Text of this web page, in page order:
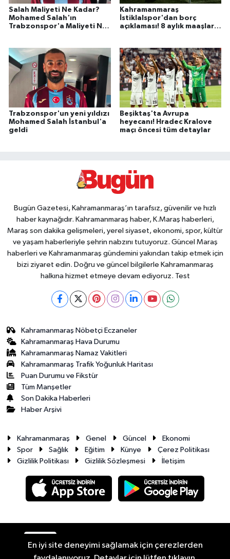
Salah Maliyeti Ne Kadar?
Mohamed Salah'ın
Trabzonspor'a Maliyeti Ne
Kahramanmaraş
İstiklalspor'dan borç
açıklaması! 8 aylık maaşlar
Trabzonspor'un yeni yıldızı
Mohamed Salah İstanbul'a
geldi
Beşiktaş'ta Avrupa
heyecanı! Hradec Kralove
maçı öncesi tüm detaylar
Bugün Gazetesi, Kahramanmaraş’ın tarafsız, güvenilir ve hızlı
haber kaynağıdır. Kahramanmaraş haber, K.Maraş haberleri,
Maraş son dakika gelişmeleri, yerel siyaset, ekonomi, spor, kültür
ve yaşam haberleriyle şehrin nabzını tutuyoruz. Güncel Maraş
haberleri ve Kahramanmaraş gündemini yakından takip etmek için
bizi ziyaret edin. Doğru ve güncel bilgilerle Kahramanmaraş
halkına hizmet etmeye devam ediyoruz. Test
Kahramanmaraş Nöbetçi Eczaneler
Kahramanmaraş Hava Durumu
Kahramanmaraş Namaz Vakitleri
Kahramanmaraş Trafik Yoğunluk Haritası
Puan Durumu ve Fikstür
Tüm Manşetler
Son Dakika Haberleri
Haber Arşivi
Kahramanmaraş Genel Güncel
Ekonomi
Spor
Sağlık Eğitim Künye
Çerez Politikası
Gizlilik Politikası
Gizlilik Sözleşmesi İletişim
En iyi site deneyimi sağlamak için çerezlerden